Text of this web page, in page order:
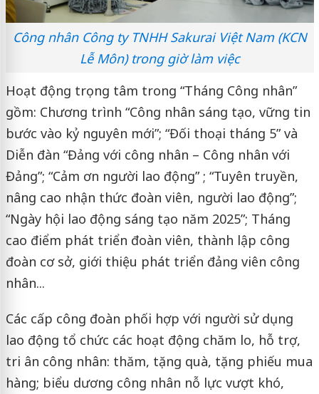
Công nhân Công ty TNHH Sakurai Việt Nam (KCN
Lễ Môn) trong giờ làm việc
Hoạt động trọng tâm trong “Tháng Công nhân”
gồm: Chương trình “Công nhân sáng tạo, vững tin
bước vào kỷ nguyên mới”; “Đối thoại tháng 5” và
Diễn đàn “Đảng với công nhân – Công nhân với
Đảng”; “Cảm ơn người lao động” ; “Tuyên truyền,
nâng cao nhận thức đoàn viên, người lao động”;
“Ngày hội lao động sáng tạo năm 2025”; Tháng
cao điểm phát triển đoàn viên, thành lập công
đoàn cơ sở, giới thiệu phát triển đảng viên công
nhân...
Các cấp công đoàn phối hợp với người sử dụng
lao động tổ chức các hoạt động chăm lo, hỗ trợ,
tri ân công nhân: thăm, tặng quà, tặng phiếu mua
hàng; biểu dương công nhân nỗ lực vượt khó,